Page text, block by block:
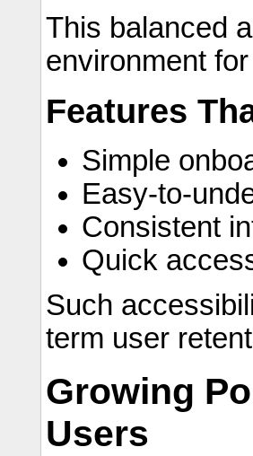
This balanced
environment
Features
Simple
Easy-to-
Consistent
Quick
Such
term user
Growing
Users